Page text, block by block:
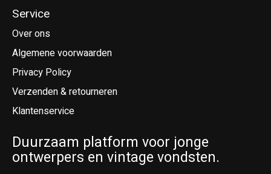
Service
Over ons
Algemene voorwaarden
Privacy Policy
Verzenden & retourneren
Klantenservice
Duurzaam platform voor jonge
ontwerpers en vintage vondsten.